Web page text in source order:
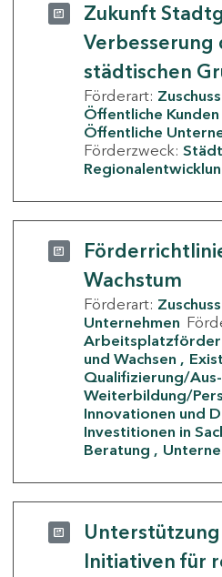
Zukunft
Verbesserung
städtischen
Förderart: Zuschuss
Öffentliche Kunden
Öffentliche
Förderzweck:
Wachstum
Förderart: Zuschuss
Unternehmen
und Wachsen
Qualifizierung/
Weiterbildung/
Innovationen und
Investitionen in
Beratung
Initiativen für